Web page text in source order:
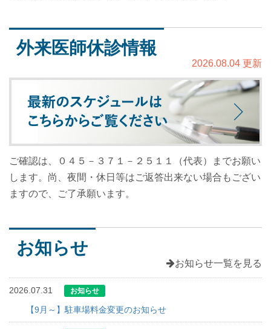
外来医師休診情報
2026.08.04 更新
ご確認は、０４５－３７１－２５１１（代表）までお願い
します。尚、夜間・休日等はご返答出来ない場合もござい
ますので、ご了承願います。
お知らせ
お知らせ一覧を見る
2026.07.31 お知らせ
【9月～】駐車場料金変更のお知らせ